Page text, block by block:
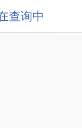
查询中